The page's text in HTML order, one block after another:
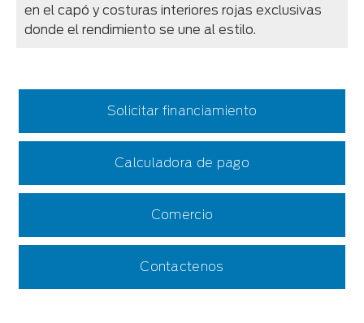
en el capó y costuras interiores rojas exclusivas
donde el rendimiento se une al estilo.
Solicitar financiamiento
Calculadora de pago
Comercio
Contactenos